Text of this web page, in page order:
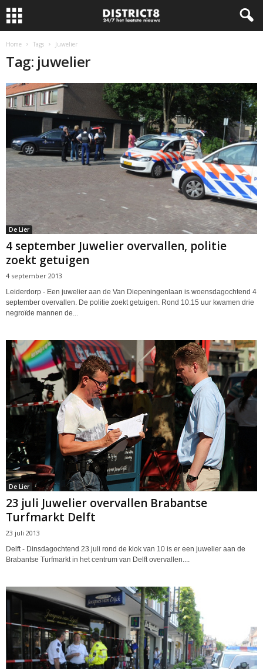
Home Tags Juwelier
Tag: juwelier
De Lier
4 september Juwelier overvallen, politie
zoekt getuigen
4 september 2013
Leiderdorp - Een juwelier aan de Van Diepeningenlaan is woensdagochtend 4
september overvallen. De politie zoekt getuigen. Rond 10.15 uur kwamen drie
negroïde mannen de...
De Lier
23 juli Juwelier overvallen Brabantse
Turfmarkt Delft
23 juli 2013
Delft - Dinsdagochtend 23 juli rond de klok van 10 is er een juwelier aan de
Brabantse Turfmarkt in het centrum van Delft overvallen....